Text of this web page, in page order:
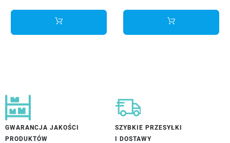
GWARANCJA JAKOŚCI
PRODUKTÓW
SZYBKIE PRZESYŁKI
I DOSTAWY